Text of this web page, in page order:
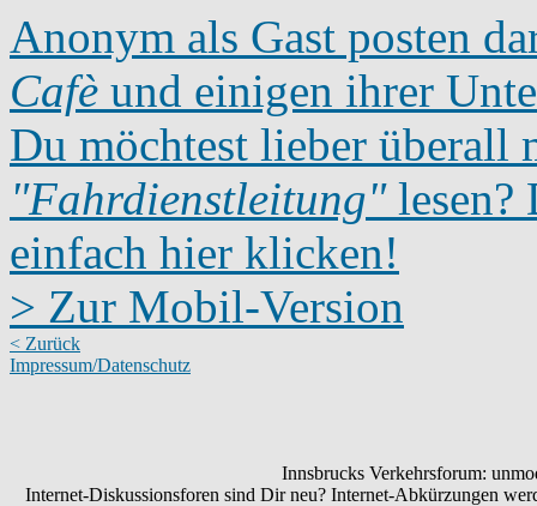
Anonym als Gast posten
Cafè und einigen ihrer
Du möchtest lieber überall
"Fahrdienstleitung"lesen?
einfach hier klicken!
> Zur Mobil-Version
< Zurück
Impressum/Datenschutz
Innsbrucks Verkehrsforum:
Internet-Diskussionsforen sind Dir neu? Internet-Abkürzungen